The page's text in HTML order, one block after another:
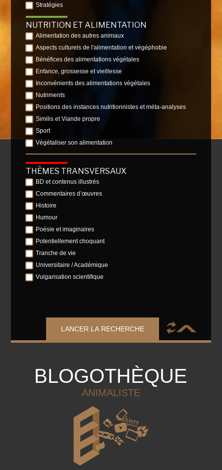
Stratégies
NUTRITION ET ALIMENTATION
Alimentation des autres animaux
Aspects culturels de l'alimentation et végéphobie
Bénéfices des alimentations végétales
Enfance, grossesse et vieillesse
Inconvénients des alimentations végétales
Nutriments
Positions des instances nutritionnistes et méta-analyses
Similis et Viande propre
Sport
Végétaliser son alimentation
THÈMES TRANSVERSAUX
BD et contenus illustrés
Commentaires d’œuvres
Histoire
Humour
Poésie et imaginaires
Potentiellement choquant
Tranche de vie
Universitaire / Académique
Vulgarisation scientifique
LANCER LA RECHERCHE
BLOGOTHÈQUE
ANIMALISTE